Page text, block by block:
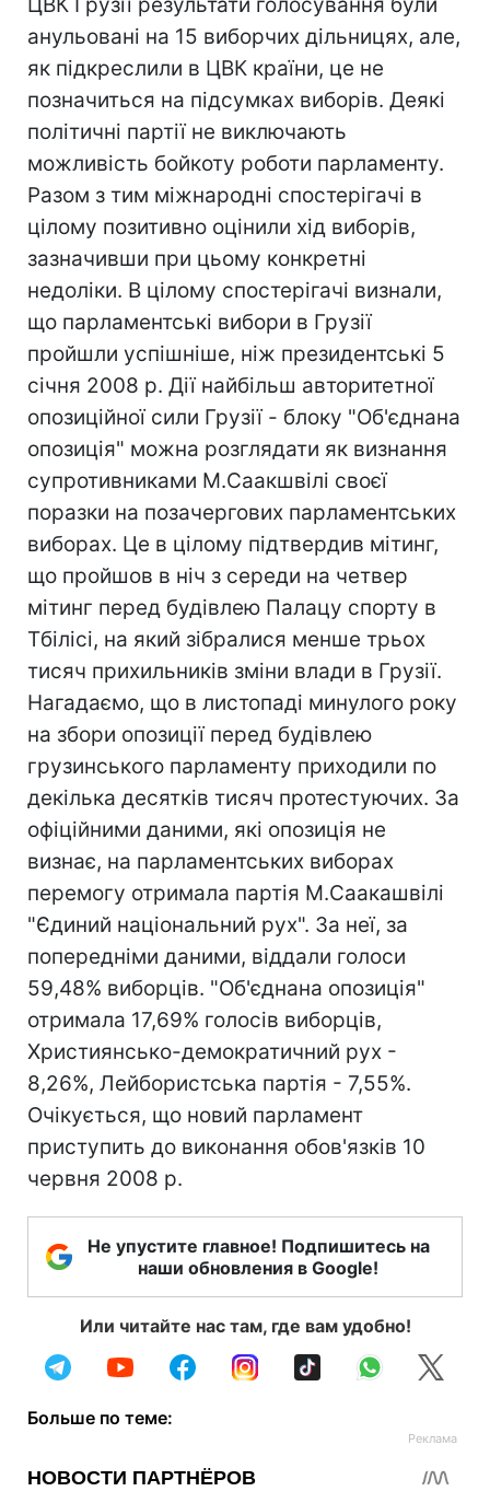
анульовані на 15 виборчих дільницях, але,
як підкреслили в ЦВК країни, це не
позначиться на підсумках виборів. Деякі
політичні партії не виключають
можливість бойкоту роботи парламенту.
Разом з тим міжнародні спостерігачі в
цілому позитивно оцінили хід виборів,
зазначивши при цьому конкретні
недоліки. В цілому спостерігачі визнали,
що парламентські вибори в Грузії
пройшли успішніше, ніж президентські 5
січня 2008 р. Дії найбільш авторитетної
опозиційної сили Грузії - блоку "Об'єднана
опозиція" можна розглядати як визнання
супротивниками М.Саакшвілі своєї
поразки на позачергових парламентських
виборах. Це в цілому підтвердив мітинг,
що пройшов в ніч з середи на четвер
мітинг перед будівлею Палацу спорту в
Тбілісі, на який зібралися менше трьох
тисяч прихильників зміни влади в Грузії.
Нагадаємо, що в листопаді минулого року
на збори опозиції перед будівлею
грузинського парламенту приходили по
декілька десятків тисяч протестуючих. За
офіційними даними, які опозиція не
визнає, на парламентських виборах
перемогу отримала партія М.Саакашвілі
"Єдиний національний рух". За неї, за
попередніми даними, віддали голоси
59,48% виборців. "Об'єднана опозиція"
отримала 17,69% голосів виборців,
Християнсько-демократичний рух -
8,26%, Лейбористська партія - 7,55%.
Очікується, що новий парламент
приступить до виконання обов'язків 10
червня 2008 р.
Не упустите главное! Подпишитесь на
наши обновления в Google!
Или читайте нас там, где вам удобно!
Больше по теме: